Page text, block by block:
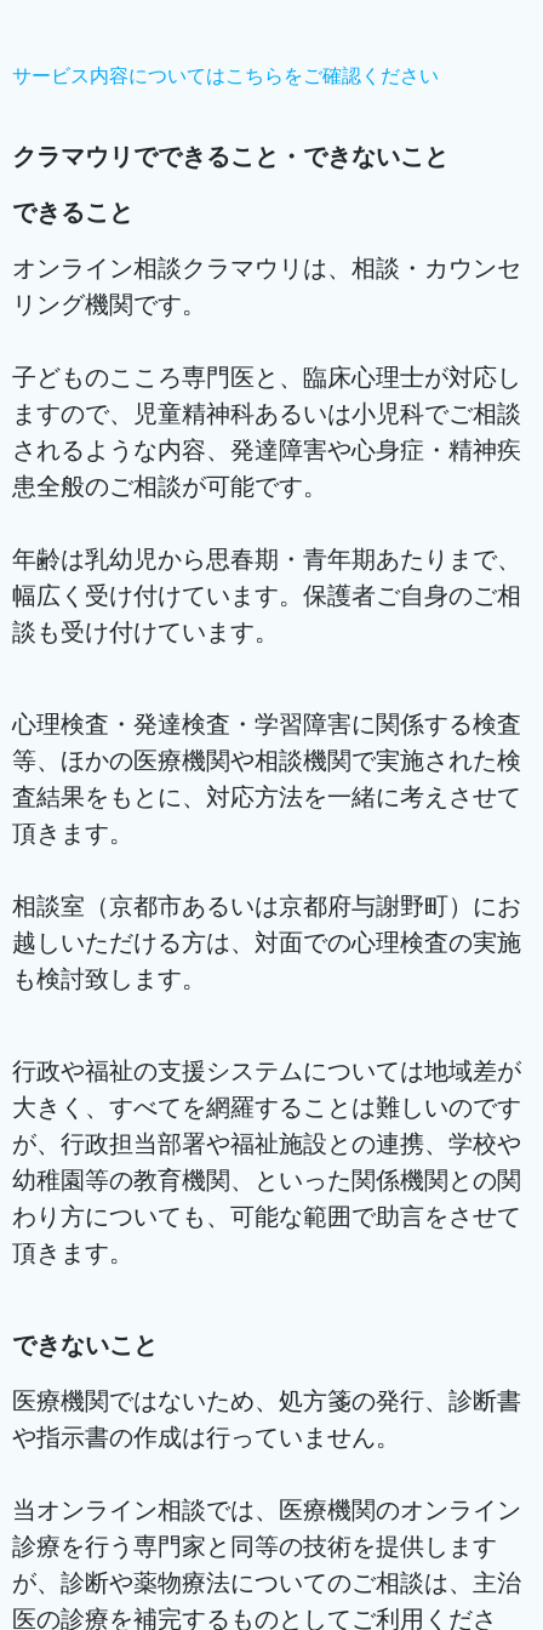
content
サービス内容についてはこちらをご確認ください
クラマウリでできること・できないこと
できること
オンライン相談クラマウリは、相談・カウンセ
リング機関です。
子どものこころ専門医と、臨床心理士が対応し
ますので、児童精神科あるいは小児科でご相談
されるような内容、発達障害や心身症・精神疾
患全般のご相談が可能です。
年齢は乳幼児から思春期・青年期あたりまで、
幅広く受け付けています。保護者ご自身のご相
談も受け付けています。
心理検査・発達検査・学習障害に関係する検査
等、ほかの医療機関や相談機関で実施された検
査結果をもとに、対応方法を一緒に考えさせて
頂きます。
相談室（京都市あるいは京都府与謝野町）にお
越しいただける方は、対面での心理検査の実施
も検討致します。
行政や福祉の支援システムについては地域差が
大きく、すべてを網羅することは難しいのです
が、 行政担当部署や福祉施設との連携、学校や
幼稚園等の教育機関、といった関係機関との関
わり方についても、可能な範囲で助言をさせて
頂きます。
できないこと
医療機関ではないため、処方箋の発行、診断書
や指示書の作成は行っていません。
当オンライン相談では、医療機関のオンライン
診療を行う専門家と同等の技術を提供します
が、診断や薬物療法についてのご相談は、主治
医の診療を補完するものとしてご利用くださ